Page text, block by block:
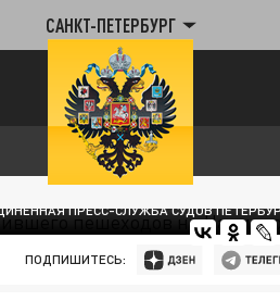
САНКТ-ПЕТЕРБУРГ
ПРЕСС-СЛУЖБА СУДОВ
ПОДПИШИТЕСЬ: